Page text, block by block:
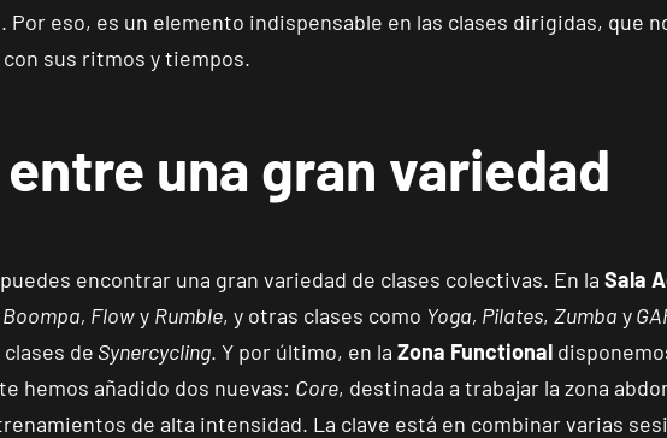
Reus Niloga
Calle Cardenal Cervantes, 37 , Tarragona, Tarragona
Plaza Mayor, Alcobendas, Madrid
Getafe Buenavista
Av. Lluis Companys, 7, Getafe, Madrid
Por eso, es un elemento indispensable en las clases dirigidas, que
con sus ritmos y tiempos.
una gran variedad
encontrar una gran variedad de clases colectivas. En la Sala
Boompa, Flowy Rumble, y otras clases como Yoga, Pilates, Zumba y
de Synercycling. Y por último, en la Zona Functional
hemos añadido dos nuevas: Core, destinada a trabajar la zona
de alta intensidad. La clave está en combinar varias